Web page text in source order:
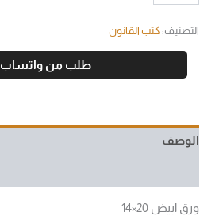
التصنيف: كتب القانون
طلب من واتساب
الوصف
ورق ابيض 20×14